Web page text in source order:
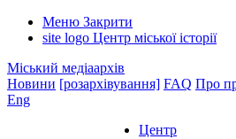
Меню Закрити
site logo Центр міської історії
Міський медіаархів
Новини [розархівування] FAQ Про
Eng
Центр